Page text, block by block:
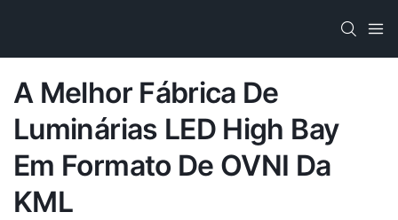
A Melhor Fábrica De
Luminárias LED High Bay
Em Formato De OVNI Da
KML